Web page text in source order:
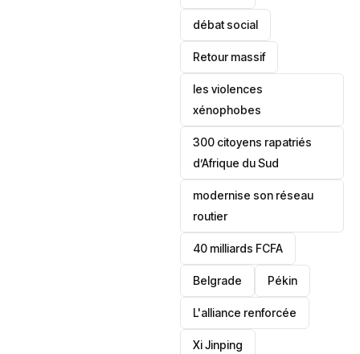
débat social
Retour massif
les violences
xénophobes
300 citoyens rapatriés
d’Afrique du Sud
modernise son réseau
routier
40 milliards FCFA
Belgrade Pékin
L'alliance renforcée
Xi Jinping